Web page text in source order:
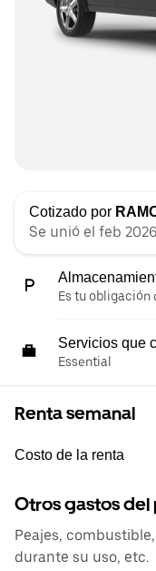
Cotizado por
Se unió el feb 2026
Es tu obligación
Servicios que
Essential
Renta semanal
Costo de la renta
Otros gastos
Peajes,
durante su uso, etc.